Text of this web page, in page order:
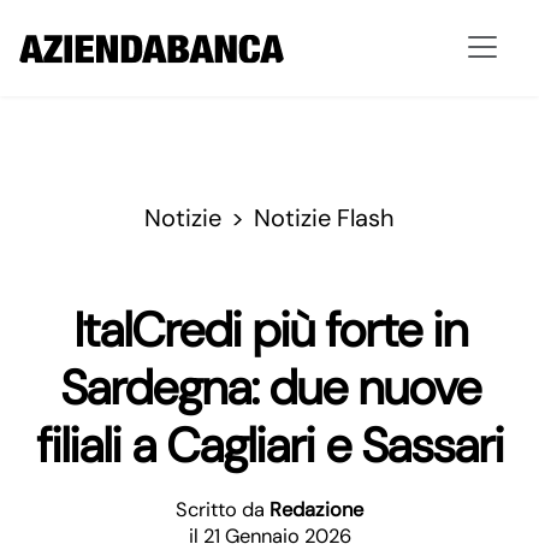
Notizie Notizie Flash
ItalCredi più forte in
Sardegna: due nuove
filiali a Cagliari e Sassari
Scritto da Redazione
il 21 Gennaio 2026